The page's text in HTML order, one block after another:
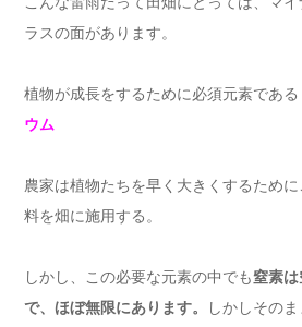
ラスの面があります。
植物が成長をするために必須元素であ
ウム
農家は植物たちを早く大きくするため
料を畑に施用する。
しかし、この必要な元素の中でも窒素
で、ほぼ無限にあります。
しかしその